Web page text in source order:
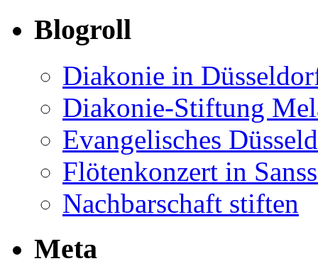
Blogroll
Diakonie in
Diakonie-Stiftung
Evangelisches
Flötenkonzert in
Nachbarschaft stiften
Meta